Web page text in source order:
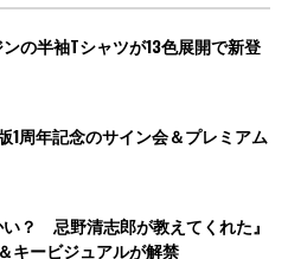
の半袖Tシャツが13色展開で新登
版1周年記念のサイン会＆プレミアム
？ 忌野清志郎が教えてくれた』
キービジュアルが解禁